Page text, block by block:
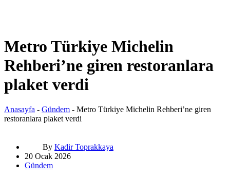
Metro Türkiye Michelin
Rehberi’ne giren restoranlara
plaket verdi
Anasayfa - Gündem - Metro Türkiye Michelin Rehberi’ne giren
restoranlara plaket verdi
By Kadir Toprakkaya
20 Ocak 2026
Gündem